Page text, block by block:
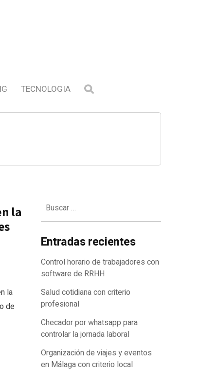
TECNOLOGIA
la
la
de
Entradas recientes
Control horario de trabajadores con
software de RRHH
Salud cotidiana con criterio
profesional
Checador por whatsapp para
controlar la jornada laboral
Organización de viajes y eventos
en Málaga con criterio local